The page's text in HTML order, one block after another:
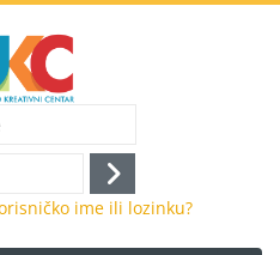
Prijava
ime ili lozinku?